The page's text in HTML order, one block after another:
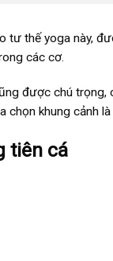
tư thế yoga này,
các cơ.
được chú
chọn khung cảnh
tiên cá